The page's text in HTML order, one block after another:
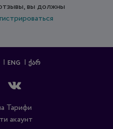
вы должны
ENG ᲥᲐᲠ
Тарифи
акаунт